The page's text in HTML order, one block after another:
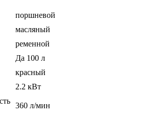
поршневой
масляный
ременной
Да 100 л
красный
2.2 кВт
360 л/мин